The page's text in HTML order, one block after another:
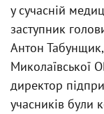
у сучасній
заступник
Антон
Миколаївської
директор
учасників були